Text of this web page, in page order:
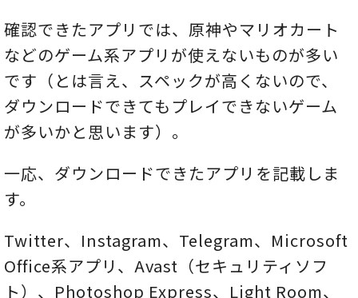
確認できたアプリでは、原神やマリオカート
などのゲーム系アプリが使えないものが多い
です（とは言え、スペックが高くないので、
ダウンロードできてもプレイできないゲーム
が多いかと思います）。
一応、ダウンロードできたアプリを記載しま
す。
Twitter、Instagram、Telegram、Microsoft
Office系アプリ、Avast（セキュリティソフ
ト）、Photoshop Express、Light Room、